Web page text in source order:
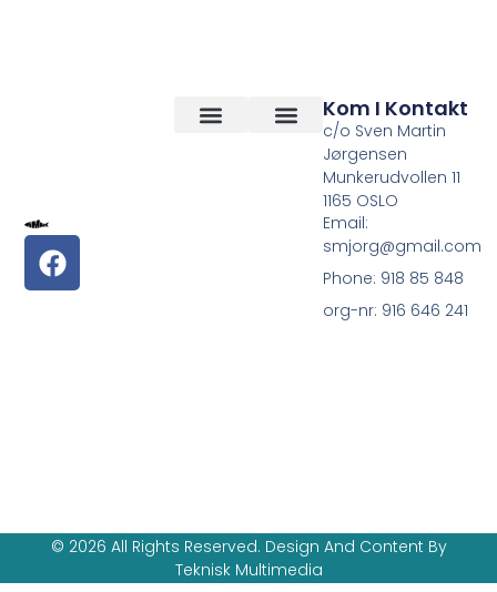
Kom I Kontakt
c/o Sven Martin
Jørgensen
Munkerudvollen 11
1165 OSLO
Email:
smjorg@gmail.com
Phone: 918 85 848
org-nr: 916 646 241
© 2026 All Rights Reserved. Design And Content By
Teknisk Multimedia